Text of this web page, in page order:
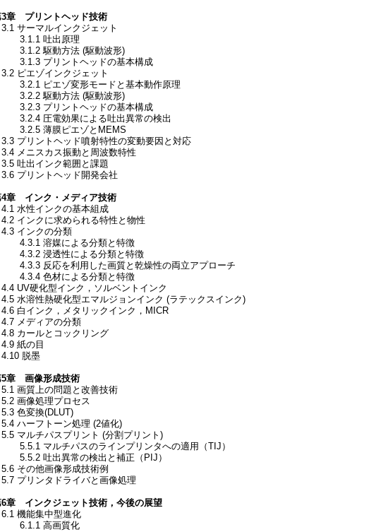
3章 プリントヘッド技術
サーマルインクジェット
吐出原理
駆動方法 (駆動波形)
プリントヘッドの基本構成
ピエゾインクジェット
ピエゾ変形モードと基本動作原理
駆動方法 (駆動波形)
プリントヘッドの基本構成
圧電効果による吐出異常の検出
薄膜ピエゾとMEMS
プリントヘッド噴射特性の変動要因と対応
メニスカス振動と周波数特性
吐出インク範囲と課題
プリントヘッド開発会社
4章 インク・メディア技術
水性インクの基本組成
インクに求められる特性と物性
インクの分類
溶媒による分類と特徴
浸透性による分類と特徴
反応を利用した画質と乾燥性の両立アプローチ
色材による分類と特徴
UV硬化型インク，ソルベントインク
水溶性熱硬化型エマルジョンインク (ラテックスインク)
白インク，メタリックインク，MICR
メディアの分類
カールとコックリング
紙の目
脱墨
5章 画像形成技術
画質上の問題と改善技術
画像処理プロセス
色変換(DLUT)
ハーフトーン処理 (2値化)
マルチパスプリント (分割プリント)
マルチパスのラインプリンタへの適用（TIJ）
吐出異常の検出と補正（PIJ）
その他画像形成技術例
プリンタドライバと画像処理
6章 インクジェット技術，今後の展望
機能集中型進化
高画質化